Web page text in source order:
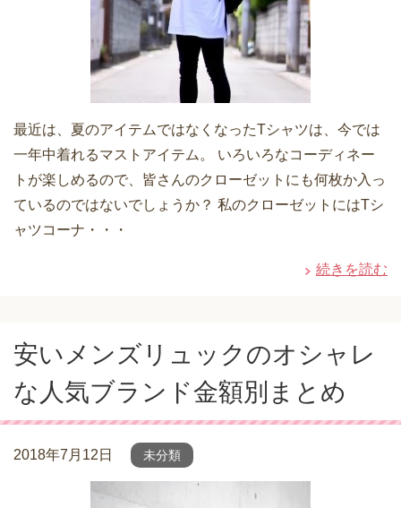
最近は、夏のアイテムではなくなったTシャツは、今では
一年中着れるマストアイテム。 いろいろなコーディネー
トが楽しめるので、皆さんのクローゼットにも何枚か入っ
ているのではないでしょうか？ 私のクローゼットにはTシ
ャツコーナ・・・
続きを読む
安いメンズリュックのオシャレ
な人気ブランド金額別まとめ
2018年7月12日 未分類